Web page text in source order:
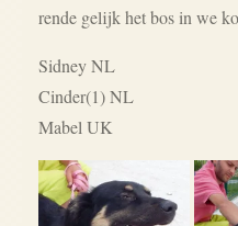
rende gelijk het bos in we
Sidney NL
Cinder(1) NL
Mabel UK